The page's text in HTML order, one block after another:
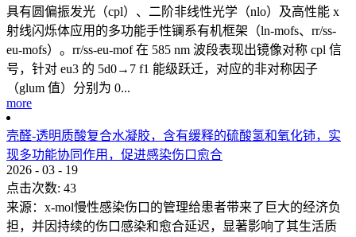
具有圆偏振发光（cpl）、二阶非线性光学（nlo）及高性能 x
射线闪烁体应用的多功能手性镧系有机框架（ln-mofs、rr/ss-
eu-mofs）。rr/ss-eu-mof 在 585 nm 波段表现出镜像对称 cpl 信
号，针对 eu3 的 5d0→7 f1 能级跃迁，对应的非对称因子
（glum 值）分别为 0...
more
壳醛-透明质酸复合水凝胶，含有缓释的硫酸氢和氧化铈，实
现多功能协同作用，促进感染伤口愈合
2026 - 03 - 19
点击次数: 43
来源：x-mol慢性感染伤口的管理给患者带来了巨大的经济负
担，并因持续的伤口感染和愈合延迟，显著影响了其生活质